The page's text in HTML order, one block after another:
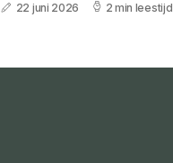
22 juni 2026 2 min leestijd